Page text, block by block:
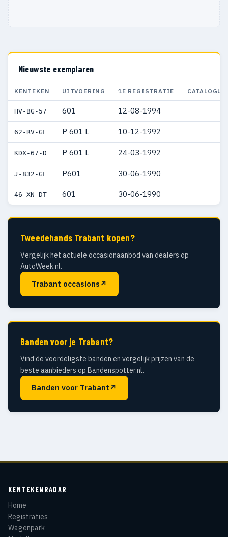
Nieuwste exemplaren
KENTEKEN UITVOERING 1E REGISTRATIE
HV-BG-57 601 12-08-1994
62-RV-GL P 601 L 10-12-1992
KDX-67-D P 601 L 24-03-1992
J-832-GL P601 30-06-1990
46-XN-DT 601 30-06-1990
Tweedehands Trabant kopen?
Vergelijk het actuele occasionaanbod van dealers op
AutoWeek.nl.
Trabant occasions ↗
Banden voor je Trabant?
Vind de voordeligste banden en vergelijk prijzen van de
beste aanbieders op Bandenspotter.nl.
Banden voor Trabant ↗
KENTEKENRADAR
Home
Registraties
Wagenpark